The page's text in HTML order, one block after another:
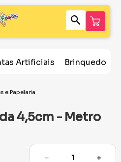
Artificiais Brinquedos
e Papelaria
4,5cm - Metro
＋
－